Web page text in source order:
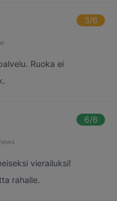
3/6
Ruoka ei
6/6
vierailuksi!
rahalle.